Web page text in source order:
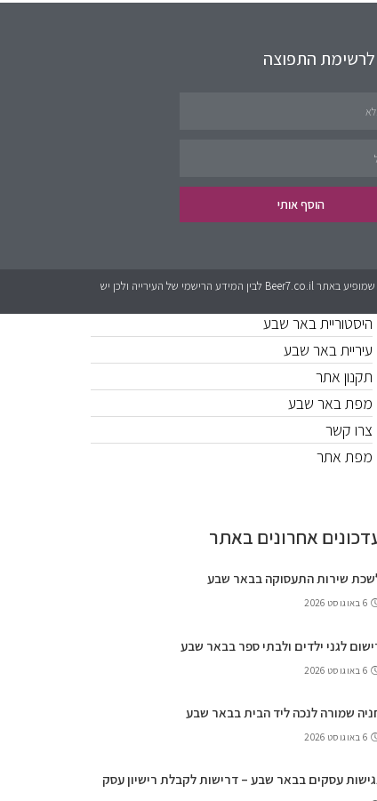
תחומים באתר
נדל״ן
קישורים חשובים
היסטוריית באר שבע
עיריית באר שבע
תקנון אתר
מפת באר שבע
צרו קשר
מפת אתר
אחרונים באתר
שירות התעסוקה בבאר שבע
6 באוגוסט 2026
לגני ילדים ולבתי ספר בבאר שבע
6 באוגוסט 2026
שמורה לנכה ליד הבית בבאר שבע
6 באוגוסט 2026
עסקים בבאר שבע – דרישות לקבלת רישיון עסק
התפוצה
הוסף אותי
כל המידע אשר מופיע באתר Beer7.co.il הוא בגדר המלצה בלבד. לאתר אין קשר לגורמים מטעם עיריית באר שבע או האתרים הרישמים. יכול להיות שישנם שינויים בין המידע שמופיע באתר Beer7.co.il לבין המידע הרישמי של העירייה ולכן יש